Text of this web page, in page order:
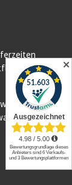
im
✕